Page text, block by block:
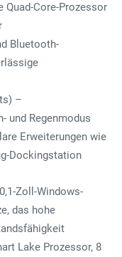
Core-Prozessor
Bluetooth-
–
und Regenmodus
Erweiterungen wie
Dockingstation
Zoll-Windows-
das hohe
Lake Prozessor, 8